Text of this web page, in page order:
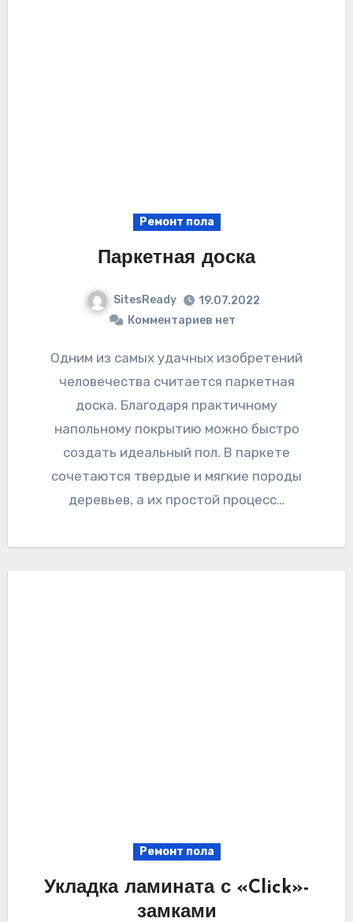
Ремонт пола
Паркетная доска
SitesReady
19.07.2022
Комментариев нет
Одним из самых удачных изобретений
человечества считается паркетная
доска. Благодаря практичному
напольному покрытию можно быстро
создать идеальный пол. В паркете
сочетаются твердые и мягкие породы
деревьев, а их простой процесс…
Ремонт пола
Укладка ламината с «Click»-
замками